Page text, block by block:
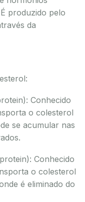
produzido pelo
da
Conhecido
o colesterol
se acumular nas
Conhecido
o colesterol
é eliminado do